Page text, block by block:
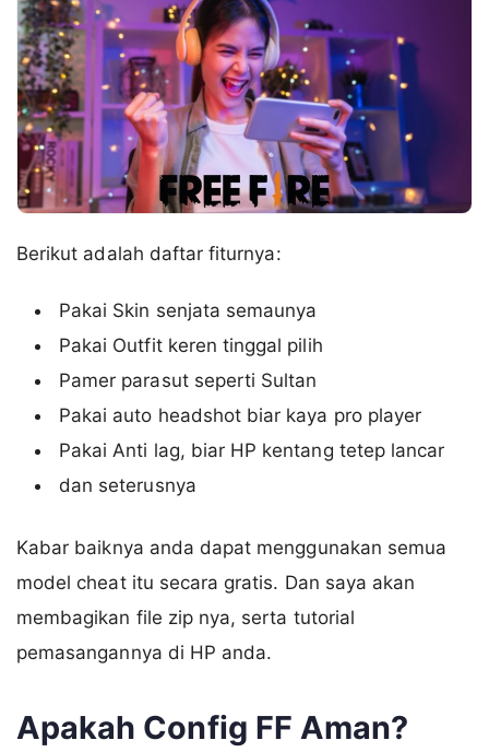
Berikut adalah daftar fiturnya:
Pakai Skin senjata semaunya
Pakai Outfit keren tinggal pilih
Pamer parasut seperti Sultan
Pakai auto headshot biar kaya pro player
Pakai Anti lag, biar HP kentang tetep lancar
dan seterusnya
Kabar baiknya anda dapat menggunakan semua
model cheat itu secara gratis. Dan saya akan
membagikan file zip nya, serta tutorial
pemasangannya di HP anda.
Apakah Config FF Aman?